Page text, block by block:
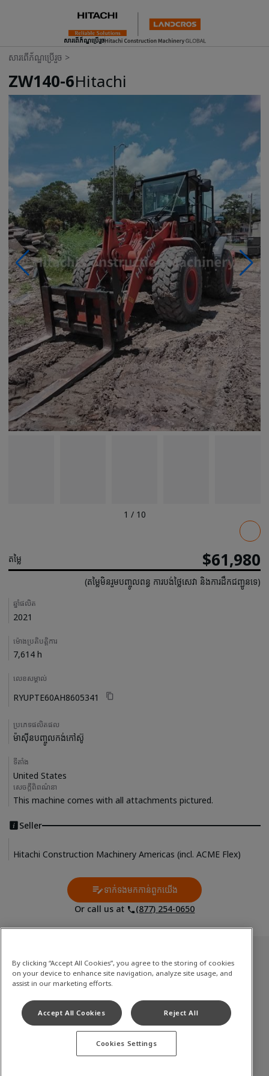
សារពើភ័ណ្ឌប្រើរួច
សារពើភ័ណ្ឌប្រើរួច >
ZW140-6Hitachi
Photos & Videos
1 / 10
តម្លៃ $61,980
(តម្លៃមិនរួមបញ្ចូលពន្ធ ការបង់ថ្លៃសេវា និងការដឹកជញ្ជូនទេ)
Details
ឆ្នាំផលិត
2021
ម៉ោងប្រតិបត្តិការ
7,614 h
លេខសម្គាល់
RYUPTE60AH8605341
ប្រភេទផលិតផល
ម៉ាស៊ីនបញ្ចូលកង់កៅស៊ូ
ទីតាំង
United States
សេចក្តីពិពណ៌នា
This machine comes with all attachments pictured.
Seller
Hitachi Construction Machinery Americas (incl. ACME Flex)
Contact Us
ទាក់ទងមកកាន់ពួកយើង
Or call us at
(877) 254-0650
សារពើភ័ណ្ឌប្រើរួច
ម៉ាស៊ីនជីកទំហំមធ្យមដល់ធំ
ម៉ាស៊ីនជីកទំហំតូច (មីនី)
ម៉ាស៊ីនបញ្ចូលកង់កៅស៊ូ
Privacy Policy
By clicking “Accept All Cookies”, you agree to the storing of cookies
on your device to enhance site navigation, analyze site usage, and
assist in our marketing efforts.
Accept All Cookies Reject All
Cookies Settings